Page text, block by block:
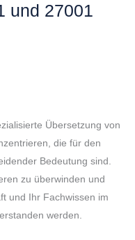
und 27001
Übersetzung von
die für den
Bedeutung sind.
zu überwinden und
und Ihr Fachwissen im
werden.